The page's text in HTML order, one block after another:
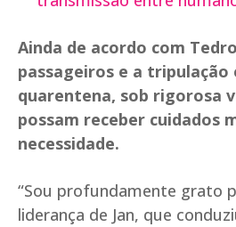
Ainda de acordo com
passageiros e a
quarentena, sob rigorosa
possam receber cuidados
necessidade.
“Sou profundamente grato
liderança de Jan, que